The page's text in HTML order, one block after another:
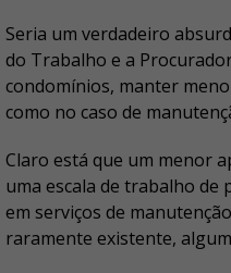
Seria um verdadeiro
do Trabalho e a
condomínios, manter
como no caso de
Claro está que um menor
uma escala de trabalho
em serviços de
raramente existente,